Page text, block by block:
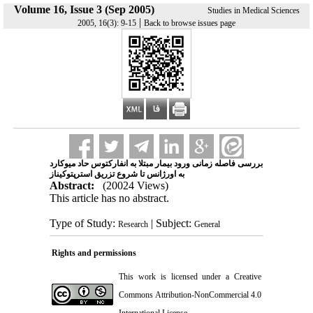
Volume 16, Issue 3 (Sep 2005)
Studies in Medical Sciences
2005, 16(3): 9-15 | Back to browse issues page
بررسی فاصله زمانی ورود بیمار مبتلا به انفارکتوس حاد میوکارد
به اورژانس تا شروع تزریق استرپتوکیناز
Abstract:
(20024 Views)
This article has no abstract.
Type of Study: Research| Subject: General
Rights and permissions
This work is licensed under a Creative
Commons Attribution-NonCommercial 4.0